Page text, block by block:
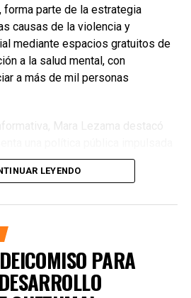
forma parte de la estrategia
causas de la violencia y
mediante espacios gratuitos de
a la salud mental, con
a más de mil personas
Mara Lezama destacó
Sheinbaum, diseñada por la
y Protección Ciudadana que
descubran sus talentos y cuenten
convivir, aprender y
LEYENDO
PARA